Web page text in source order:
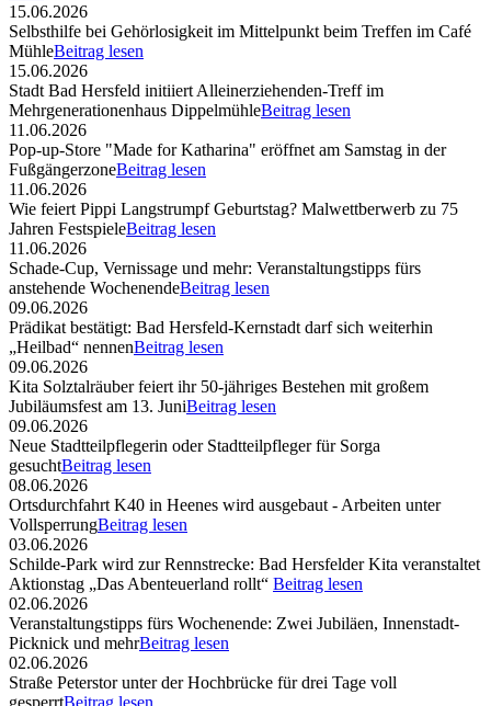
15.06.2026
Selbsthilfe bei Gehörlosigkeit im Mittelpunkt beim Treffen im Café
MühleBeitrag lesen
15.06.2026
Stadt Bad Hersfeld initiiert Alleinerziehenden-Treff im
Mehrgenerationenhaus DippelmühleBeitrag lesen
11.06.2026
Pop-up-Store "Made for Katharina" eröffnet am Samstag in der
FußgängerzoneBeitrag lesen
11.06.2026
Wie feiert Pippi Langstrumpf Geburtstag? Malwettberwerb zu 75
Jahren FestspieleBeitrag lesen
11.06.2026
Schade-Cup, Vernissage und mehr: Veranstaltungstipps fürs
anstehende WochenendeBeitrag lesen
09.06.2026
Prädikat bestätigt: Bad Hersfeld-Kernstadt darf sich weiterhin
„Heilbad“ nennenBeitrag lesen
09.06.2026
Kita Solztalräuber feiert ihr 50-jähriges Bestehen mit großem
Jubiläumsfest am 13. JuniBeitrag lesen
09.06.2026
Neue Stadtteilpflegerin oder Stadtteilpfleger für Sorga
gesuchtBeitrag lesen
08.06.2026
Ortsdurchfahrt K40 in Heenes wird ausgebaut - Arbeiten unter
VollsperrungBeitrag lesen
03.06.2026
Schilde-Park wird zur Rennstrecke: Bad Hersfelder Kita veranstaltet
Aktionstag „Das Abenteuerland rollt“ Beitrag lesen
02.06.2026
Veranstaltungstipps fürs Wochenende: Zwei Jubiläen, Innenstadt-
Picknick und mehrBeitrag lesen
02.06.2026
Straße Peterstor unter der Hochbrücke für drei Tage voll